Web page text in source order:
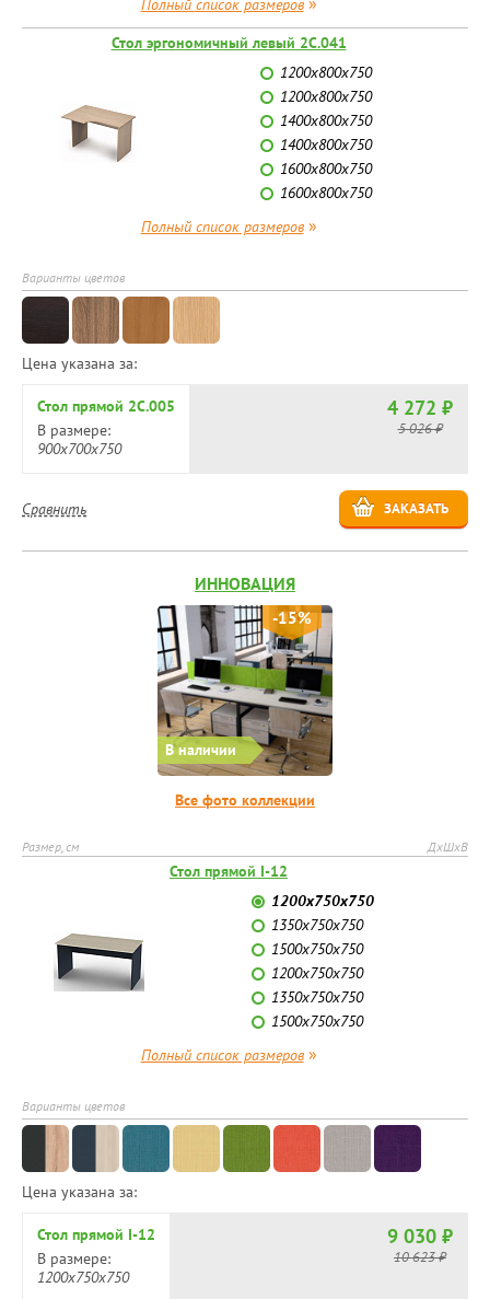
Полный список размеров
Стол эргономичный левый 2С.041
1200х800х750
1200х800х750
1400х800х750
1400х800х750
1600х800х750
1600х800х750
Полный список размеров»
Варианты цветов
Цена указана за:
Стол прямой 2С.005
В размере:
900х700х750
4 272 ₽
5 026 ₽
ЗАКАЗАТЬ
Сравнить
ИННОВАЦИЯ
В наличии
-15%
Все фото коллекции
Размер, см ДхШхВ
Стол прямой I-12
1200х750х750
1350х750х750
1500х750х750
1200х750х750
1350х750х750
1500х750х750
Полный список размеров»
Варианты цветов
Цена указана за:
Стол прямой I-12
В размере:
1200х750х750
9 030 ₽
10 623 ₽